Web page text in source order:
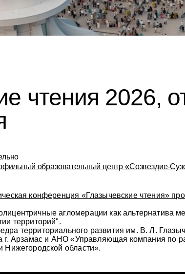
чтения 2026,
образовательный центр «Созвездие-
конференция «Глазычевские чтения»
агломерации как альтернатива
территорий".
территориального развития им. В. Л.
г. Арзамас и АНО «Управляющая компания по
Нижегородской области».